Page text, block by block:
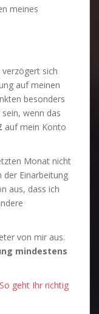
meines
sich
auf meinen
besonders
wenn das
auf mein Konto
Monat nicht
Einarbeitung
aus, dass ich
von mir aus.
mindestens
geht Ihr richtig